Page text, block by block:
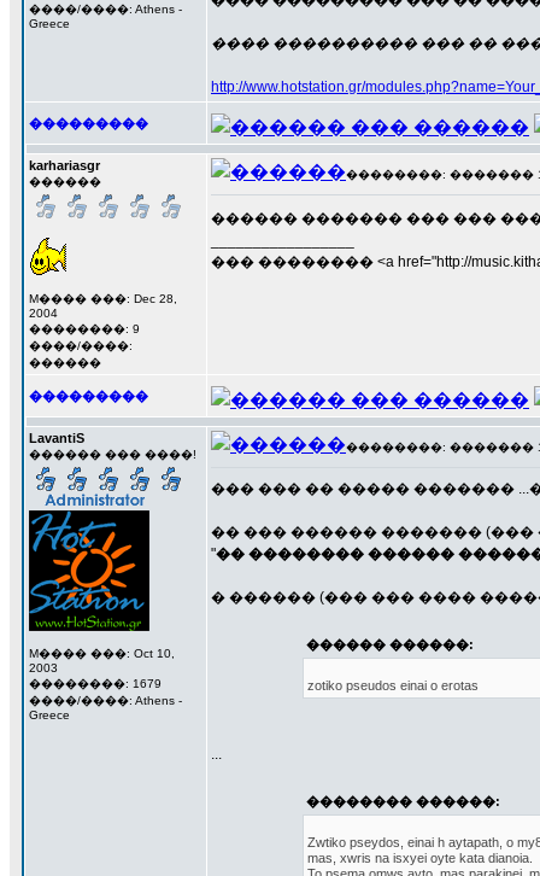
����/����: Athens -
Greece
���� ���������� ��� ��
http://www.hotstation.gr/
���������
karhariasgr
������
M���� ���: Dec 28,
2004
��������: 9
����/����:
������
��������: ������� 17
������ ������� ��� ���
��� �������� <a href="http://
���������
LavantiS
������ ��� ����!
M���� ���: Oct 10,
2003
��������: 1679
����/����: Athens -
Greece
��������: ������� 17
��� ��� �� ����� �������
�� ��� ������ ������� (���
"�� �������� ������
� ������ (��� ��� ����
������ ������:
zotiko pseudos einai o erotas
...
�������� ������:
Zwtiko pseydos, einai h aytapath, o
mas, xwris na isxyei oyte kata dianoia.